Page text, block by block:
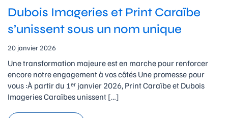
Dubois Imageries et Print Caraïbe
s’unissent sous un nom unique
20 janvier 2026
Une transformation majeure est en marche pour renforcer
encore notre engagement à vos côtés Une promesse pour
vous :À partir du 1ᵉʳ janvier 2026, Print Caraïbe et Dubois
Imageries Caraïbes unissent […]